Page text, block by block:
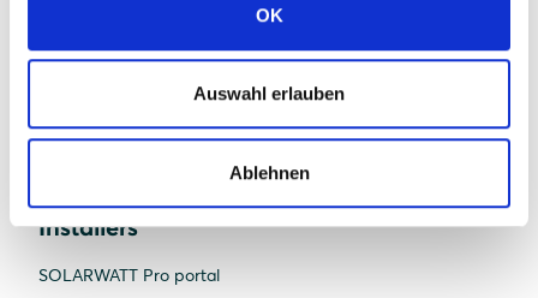
OK
Auswahl erlauben
Ablehnen
Heat pumps
Installers
SOLARWATT Pro portal